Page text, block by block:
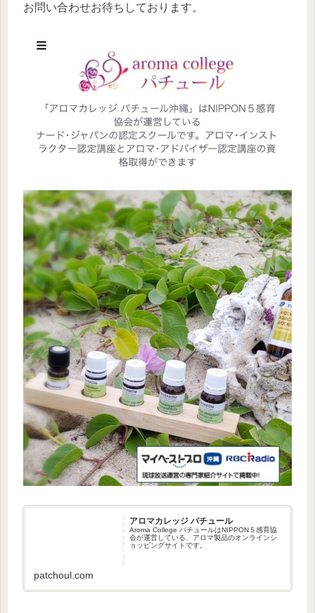
お問い合わせお待ちしております。
アロマカレッジ パチュール
Aroma College パチュールはNIPPON５感育協
会が運営している、アロマ製品のオンラインシ
ョッピングサイトです。
patchoul.com